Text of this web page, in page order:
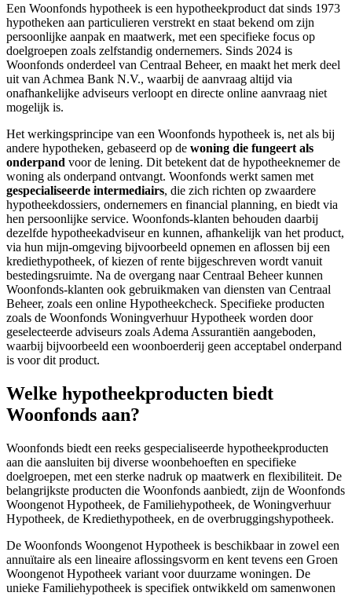
Een Woonfonds hypotheek is een hypotheekproduct dat sinds 1973
hypotheken aan particulieren verstrekt en staat bekend om zijn
persoonlijke aanpak en maatwerk, met een specifieke focus op
doelgroepen zoals zelfstandig ondernemers. Sinds 2024 is
Woonfonds onderdeel van Centraal Beheer, en maakt het merk deel
uit van Achmea Bank N.V., waarbij de aanvraag altijd via
onafhankelijke adviseurs verloopt en directe online aanvraag niet
mogelijk is.
Het werkingsprincipe van een Woonfonds hypotheek is, net als bij
andere hypotheken, gebaseerd op de woning die fungeert als
onderpand voor de lening. Dit betekent dat de hypotheeknemer de
woning als onderpand ontvangt. Woonfonds werkt samen met
gespecialiseerde intermediairs, die zich richten op zwaardere
hypotheekdossiers, ondernemers en financial planning, en biedt via
hen persoonlijke service. Woonfonds-klanten behouden daarbij
dezelfde hypotheekadviseur en kunnen, afhankelijk van het product,
via hun mijn-omgeving bijvoorbeeld opnemen en aflossen bij een
krediethypotheek, of kiezen of rente bijgeschreven wordt vanuit
bestedingsruimte. Na de overgang naar Centraal Beheer kunnen
Woonfonds-klanten ook gebruikmaken van diensten van Centraal
Beheer, zoals een online Hypotheekcheck. Specifieke producten
zoals de Woonfonds Woningverhuur Hypotheek worden door
geselecteerde adviseurs zoals Adema Assurantiën aangeboden,
waarbij bijvoorbeeld een woonboerderij geen acceptabel onderpand
is voor dit product.
Welke hypotheekproducten biedt
Woonfonds aan?
Woonfonds biedt een reeks gespecialiseerde hypotheekproducten
aan die aansluiten bij diverse woonbehoeften en specifieke
doelgroepen, met een sterke nadruk op maatwerk en flexibiliteit. De
belangrijkste producten die Woonfonds aanbiedt, zijn de Woonfonds
Woongenot Hypotheek, de Familiehypotheek, de Woningverhuur
Hypotheek, de Krediethypotheek, en de overbruggingshypotheek.
De Woonfonds Woongenot Hypotheek is beschikbaar in zowel een
annuïtaire als een lineaire aflossingsvorm en kent tevens een Groen
Woongenot Hypotheek variant voor duurzame woningen. De
unieke Familiehypotheek is specifiek ontwikkeld om samenwonen